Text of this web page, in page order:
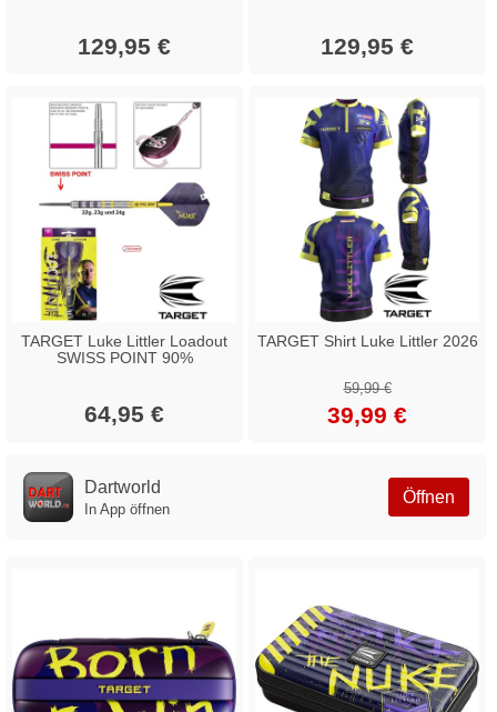
129,95 € 129,95 €
TARGET Luke Littler Loadout
SWISS POINT 90%
64,95 €
TARGET Shirt Luke Littler 2026
59,99 €
39,99 €
Öffnen
Dartworld
In App öffnen